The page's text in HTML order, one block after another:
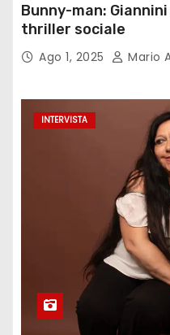
Bunny-man:
thriller sociale
Ago 1, 2025 Mario
INTERVISTA